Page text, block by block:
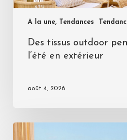
A la une, Tendances
Des tissus outdoor
l’été en extérieur
août 4, 2026